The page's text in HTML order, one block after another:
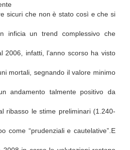
sicuri che non è stato così e che si
inficia un trend complessivo che
2006, infatti, l’anno scorso ha visto
mortali, segnando il valore minimo
andamento talmente positivo da
ribasso le stime preliminari (1.240-
come “prudenziali e cautelative”.E